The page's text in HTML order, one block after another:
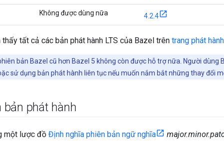
Không được dùng nữa 4.2.4
tất cả các bản phát hành LTS của Bazel trên trang phát hành
bản Bazel cũ hơn Bazel 5 không còn được hỗ trợ nữa. Người dùng
sử dụng bản phát hành liên tục nếu muốn nắm bắt những thay đổi
bản phát hành
một lược đồ Định nghĩa phiên bản ngữ nghĩa